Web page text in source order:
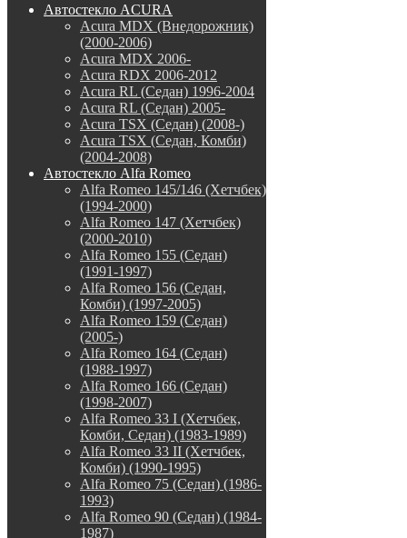
Автостекло ACURA
Acura MDX (Внедорожник)
(2000-2006)
Acura MDX 2006-
Acura RDX 2006-2012
Acura RL (Седан) 1996-2004
Acura RL (Седан) 2005-
Acura TSX (Седан) (2008-)
Acura TSX (Седан, Комби)
(2004-2008)
Автостекло Alfa Romeo
Alfa Romeo 145/146 (Хетчбек)
(1994-2000)
Alfa Romeo 147 (Хетчбек)
(2000-2010)
Alfa Romeo 155 (Седан)
(1991-1997)
Alfa Romeo 156 (Седан,
Комби) (1997-2005)
Alfa Romeo 159 (Седан)
(2005-)
Alfa Romeo 164 (Седан)
(1988-1997)
Alfa Romeo 166 (Седан)
(1998-2007)
Alfa Romeo 33 I (Хетчбек,
Комби, Седан) (1983-1989)
Alfa Romeo 33 II (Хетчбек,
Комби) (1990-1995)
Alfa Romeo 75 (Седан) (1986-
1993)
Alfa Romeo 90 (Седан) (1984-
1987)